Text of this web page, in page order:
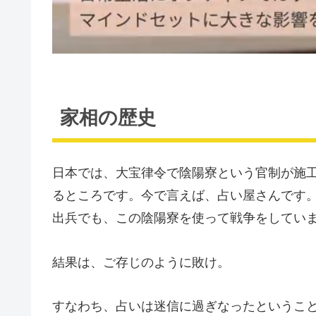
家相の歴史
日本では、大宝律令で陰陽寮という官制が
るところです。今で言えば、占い屋さんです
出兵でも、この陰陽寮を使って戦争をしてい
結果は、ご存じのように敗け。
すなわち、占いは迷信に過ぎなったというこ